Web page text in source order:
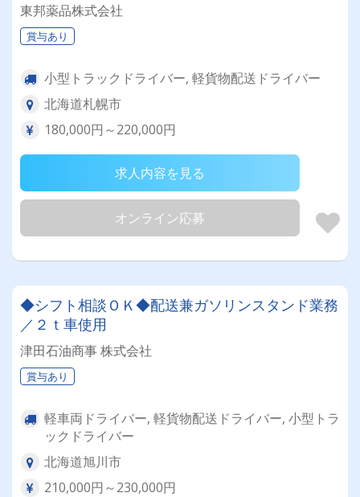
東邦薬品株式会社
賞与あり
小型トラックドライバー, 軽貨物配送ドライバー
北海道札幌市
180,000円～220,000円
求人内容を見る
オンライン応募
◆シフト相談ＯＫ◆配送兼ガソリンスタンド業務
／２ｔ車使用
津田石油商事 株式会社
賞与あり
軽車両ドライバー, 軽貨物配送ドライバー, 小型トラ
ックドライバー
北海道旭川市
210,000円～230,000円